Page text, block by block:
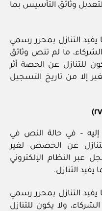
وثائق التأسيس بما
التنازل بمحرر رسمي
ما لم تنص وثائق
للتنازل عن الحصة أثر
إلا من تاريخ التسجيل
إليه – في حالة النص في
عن الحصص لغير
عبر النظام الإلكتروني
التنازل.
التنازل بمحرر رسمي
ولا يكون للتنازل